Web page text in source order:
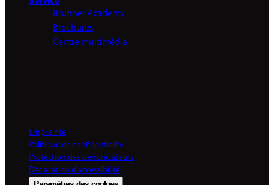
Brunner Academy
Brochures
Centre multimédia
Empreinte
Politique de confidentialité
Protection des dénonciateurs
Déclaration d'accessibilité